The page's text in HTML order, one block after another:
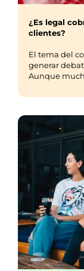
¿Es legal
clientes?
El tema del
generar
Aunque